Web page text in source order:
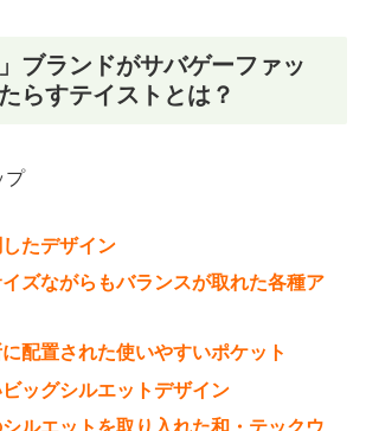
ブランドがサバゲーファッ
らすテイストとは？
したデザイン
イズながらもバランスが取れた各種ア
に配置された使いやすいポケット
ビッグシルエットデザイン
ルエットを取り入れた和・テックウ